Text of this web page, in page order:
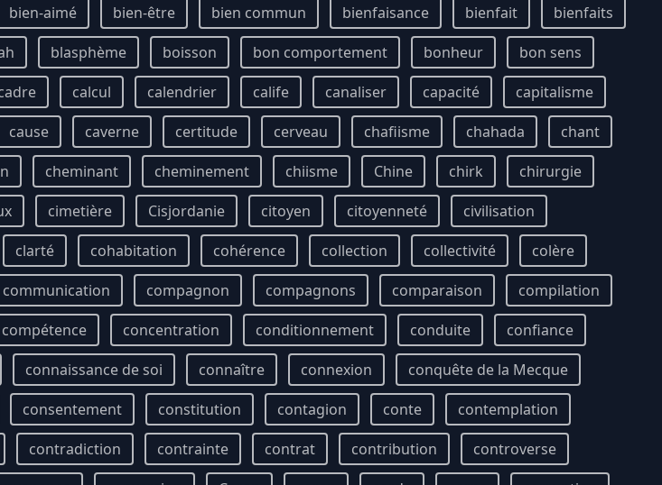
bien-aimé bien-être bien commun bienfaisance bienfait
bienfaits
blasphème boisson bon comportement bonheur
bon sens
calcul calendrier calife canaliser capacité
capitalisme
cause caverne certitude cerveau chafiisme chahada
chant
cheminant cheminement chiisme Chine chirk
chirurgie
cimetière Cisjordanie citoyen citoyenneté
civilisation
clarté cohabitation cohérence collection collectivité
colère
communication compagnon compagnons comparaison
compilation
compétence concentration conditionnement conduite
confiance
connaissance de soi connaître connexion
conquête de la Mecque
consentement constitution contagion conte
contemplation
contradiction contrainte contrat contribution
controverse